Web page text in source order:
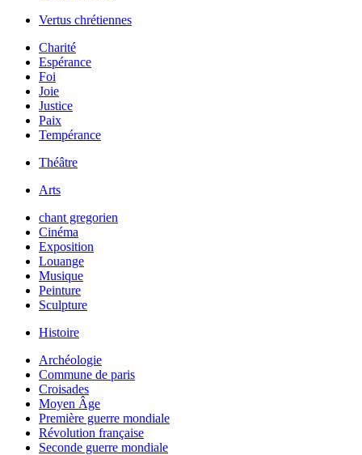
Vertus chrétiennes
Charité
Espérance
Foi
Joie
Justice
Paix
Tempérance
Théâtre
Arts
chant gregorien
Cinéma
Exposition
Louange
Musique
Peinture
Sculpture
Histoire
Archéologie
Commune de paris
Croisades
Moyen Âge
Première guerre mondiale
Révolution française
Seconde guerre mondiale